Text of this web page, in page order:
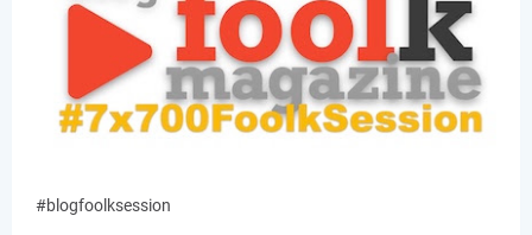
#blogfoolksession